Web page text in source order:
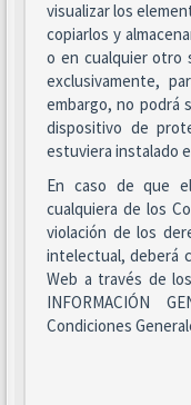
visualizar los
copiarlos y
o en cualquier otro
exclusivamente,
embargo, no podrá
dispositivo de
estuviera instalado
En caso de que
cualquiera de los
violación de los
intelectual, deberá
Web a través de
INFORMACIÓN
Condiciones